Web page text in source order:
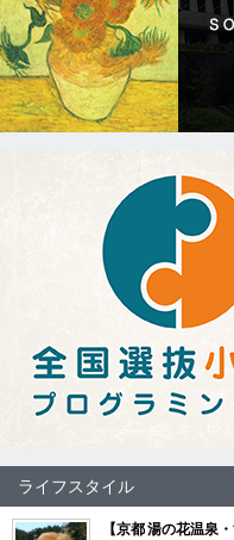
ライフスタイル
【京都 湯の花温泉